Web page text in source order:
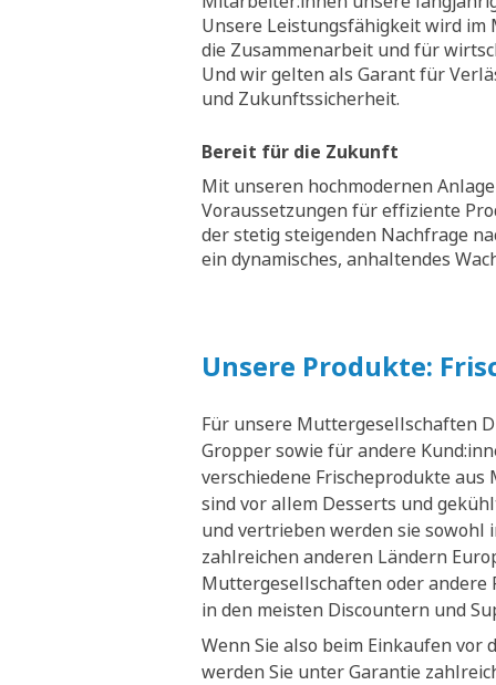
Unsere Leistungsfähigkeit wird im
die Zusammenarbeit und für
Und wir gelten als Garant für
und Zukunftssicherheit.
Bereit für die Zukunft
Mit unseren hochmodernen
Voraussetzungen für effiziente
der stetig steigenden Nachfrage
ein dynamisches, anhaltendes
Unsere Produkte:
Für unsere Muttergesellschaften
Gropper sowie für andere
verschiedene Frischeprodukte aus
sind vor allem Desserts und
und vertrieben werden sie sowohl
zahlreichen anderen Ländern
Muttergesellschaften oder andere
in den meisten Discountern und
Wenn Sie also beim Einkaufen vor
werden Sie unter Garantie